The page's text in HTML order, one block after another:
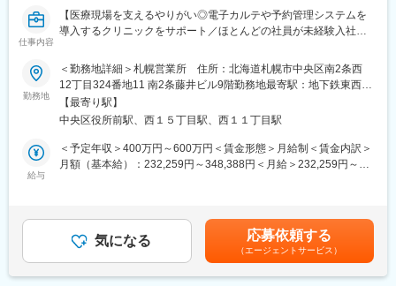
・プロジェクトリーダーとしての進捗管理
・導入後の定期サポート など
・AI技術も含めた、医療の最先端技術に触れられる
最先端のAI技術を搭載しており、自信をもって営業活動に取り組
んでいただくことが可能です。
・他製品も組み合わせたソリューション提案ができる
開しておりますので、ドクターに対して幅広いアプローチが可能
です。
社員のOJTにて業務を習得いただきます。最新の業界用語などは
社内掲示板等で情報共有し、ノウハウ共有は社内を挙げて行って
います。また、セールス研修などは成長段階に応じて用意があ
り、様々な形でスキルアップを支援しています。加えて社員の将
仕事内容
【医療現場を支えるやりがい◎電子カルテや予約管理システムを
導入するクリニックをサポート／ほとんどの社員が未経験入社】
■職務内容：
当社製品である、電子カルテや予約管理システムの導入支援をお
任せします。クリニックへの訪問が多いため、外勤がメインとな
ります。
＜具体的な業務内容＞
◎システム導入時：
※システム使用開始当日は、クリニックでの立ち合いあり。
※システム単体で新規導入する場合、平均6～8回程度、訪問やリ
モート対応、電話対応などを行います。お客様とじっくり向き合
勤務地
＜勤務地詳細＞札幌営業所 住所：北海道札幌市中央区南2条西
12丁目324番地11 南2条藤井ビル9階勤務地最寄駅：地下鉄東西線
線／西11丁目駅駅受動喫煙対策：屋内全面禁煙変更の範囲：会社
の定める事業所
【最寄り駅】
中央区役所前駅、西１５丁目駅、西１１丁目駅
給与
＜予定年収＞400万円～600万円＜賃金形態＞月給制＜賃金内訳＞
月額（基本給）：232,259円～348,388円＜月給＞232,259円～
ります。月給(月額)は固定手当を含めた表記です。
気になる 応募依頼する
（エージェントサービス）